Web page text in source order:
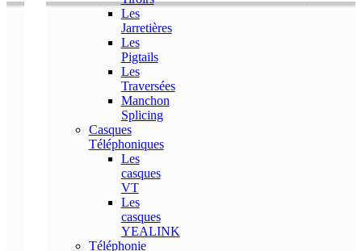
Les
Jarretières
Les
Pigtails
Les
Traversées
Manchon
Splicing
Casques
Téléphoniques
Les
casques
VT
Les
casques
YEALINK
Téléphonie